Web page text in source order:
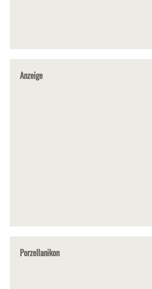
Anzeige
Porzellanikon